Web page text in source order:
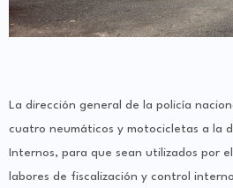
La dirección general de la policía
cuatro neumáticos y motocicletas a la
Internos, para que sean utilizados por
labores de fiscalización y control